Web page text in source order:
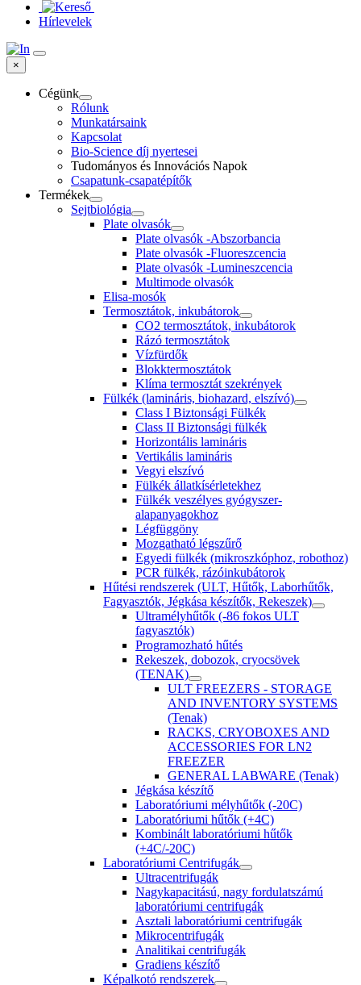
Hírlevelek
×
Cégünk
Rólunk
Munkatársaink
Kapcsolat
Bio-Science díj nyertesei
Tudományos és Innovációs Napok
Csapatunk-csapatépítők
Termékek
Sejtbiológia
Plate olvasók
Plate olvasók -Abszorbancia
Plate olvasók -Fluoreszcencia
Plate olvasók -Lumineszcencia
Multimode olvasók
Elisa-mosók
Termosztátok, inkubátorok
CO2 termosztátok, inkubátorok
Rázó termosztátok
Vízfürdők
Blokktermosztátok
Klíma termosztát szekrények
Fülkék (lamináris, biohazard, elszívó)
Class I Biztonsági Fülkék
Class II Biztonsági fülkék
Horizontális lamináris
Vertikális lamináris
Vegyi elszívó
Fülkék állatkísérletekhez
Fülkék veszélyes gyógyszer-
alapanyagokhoz
Légfüggöny
Mozgatható légszűrő
Egyedi fülkék (mikroszkóphoz, robothoz)
PCR fülkék, rázóinkubátorok
Hűtési rendszerek (ULT, Hűtők, Laborhűtők,
Fagyasztók, Jégkása készítők, Rekeszek)
Ultramélyhűtők (-86 fokos ULT
fagyasztók)
Programozható hűtés
Rekeszek, dobozok, cryocsövek
(TENAK)
ULT FREEZERS - STORAGE
AND INVENTORY SYSTEMS
(Tenak)
RACKS, CRYOBOXES AND
ACCESSORIES FOR LN2
FREEZER
GENERAL LABWARE (Tenak)
Jégkása készítő
Laboratóriumi mélyhűtők (-20C)
Laboratóriumi hűtők (+4C)
Kombinált laboratóriumi hűtők
(+4C/-20C)
Laboratóriumi Centrifugák
Ultracentrifugák
Nagykapacitású, nagy fordulatszámú
laboratóriumi centrifugák
Asztali laboratóriumi centrifugák
Mikrocentrifugák
Analitikai centrifugák
Gradiens készítő
Képalkotó rendszerek